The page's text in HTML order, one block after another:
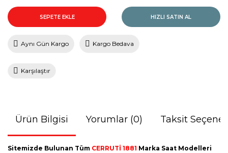
SEPETE EKLE HIZLI SATIN AL
Aynı Gün Kargo Kargo Bedava
Karşılaştır
Ürün Bilgisi Yorumlar (0) Taksit
Sitemizde Bulunan Tüm CERRUTİ 1881 Marka Saat Modelleri